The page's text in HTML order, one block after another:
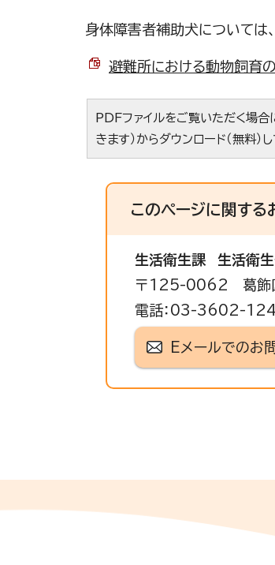
身体障害者補助犬については
避難所における動物飼育
PDFファイルをご覧いただく場
きます）からダウンロード（無料）
このページに関する
生活衛生課
生活衛
〒125-0062 葛飾
電話：03-3602-
Eメールでのお